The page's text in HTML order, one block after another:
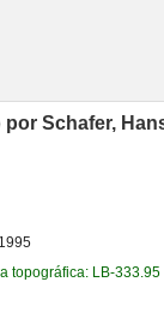
por Schafer,
1995
topográfica: LB-